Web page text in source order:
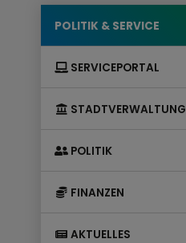
POLITIK & SERVICE
SERVICEPORTAL
STADTVERWALTUNG
POLITIK
FINANZEN
AKTUELLES